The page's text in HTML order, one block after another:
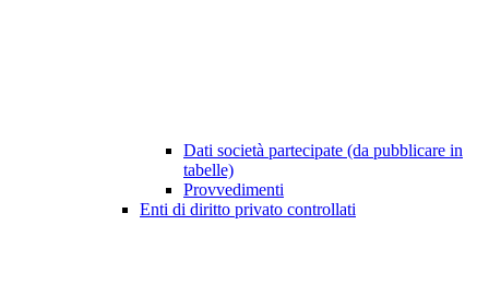
Dati società partecipate (da pubblicare in
tabelle)
Provvedimenti
Enti di diritto privato controllati